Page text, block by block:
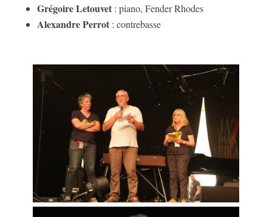
Grégoire Letouvet: piano, Fender Rhodes
Alexandre Perrot: contrebasse